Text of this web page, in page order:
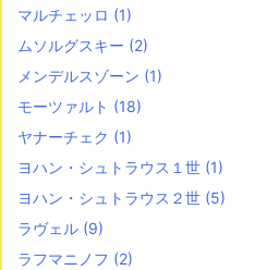
マルチェッロ (1)
ムソルグスキー (2)
メンデルスゾーン (1)
モーツァルト (18)
ヤナーチェク (1)
ヨハン・シュトラウス１世 (1)
ヨハン・シュトラウス２世 (5)
ラヴェル (9)
ラフマニノフ (2)